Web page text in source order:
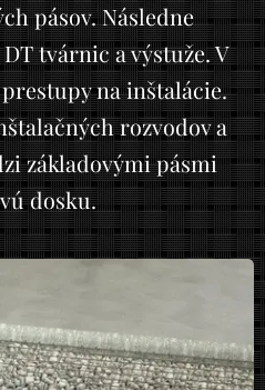
pásov. Následne
tvárnic a výstuže. V
na inštalácie.
rozvodov a
základovými pásmi
dosku.